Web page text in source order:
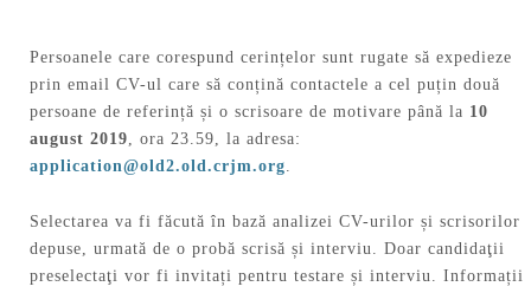
Persoanele care corespund cerințelor sunt rugate să expedieze
prin email CV-ul care să conțină contactele a cel puțin două
persoane de referință și o scrisoare de motivare până la 10
august 2019, ora 23.59, la adresa:
application@old2.old.crjm.org.
Selectarea va fi făcută în bază analizei CV-urilor și scrisorilor
depuse, urmată de o probă scrisă și interviu. Doar candidaţii
preselectaţi vor fi invitați pentru testare și interviu. Informații